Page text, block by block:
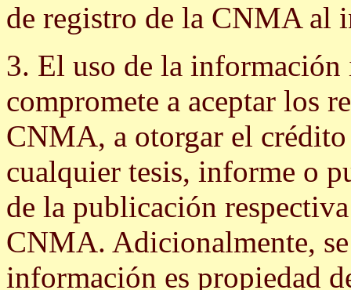
de registro de la CNMA al
3. El uso de la
compromete a aceptar los
CNMA, a otorgar el
cualquier tesis, informe o
de la publicación
CNMA. Adicionalmente,
información es propiedad